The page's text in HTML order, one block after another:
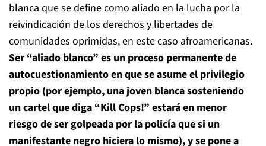
blanca que se define como aliado en la lucha por la
reivindicación de los derechos y libertades de
comunidades oprimidas, en este caso afroamericanas.
Ser “aliado blanco” es un proceso permanente de
autocuestionamiento en que se asume el privilegio
propio (por ejemplo, una joven blanca sosteniendo
un cartel que diga “Kill Cops!” estará en menor
riesgo de ser golpeada por la policía que si un
manifestante negro hiciera lo mismo), y se pone a